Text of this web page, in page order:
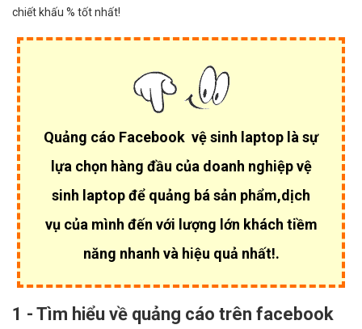
chiết khấu % tốt nhất!
Quảng cáo Facebook vệ sinh laptop là sự
lựa chọn hàng đầu của doanh nghiệp vệ
sinh laptop để quảng bá sản phẩm,dịch
vụ của mình đến với lượng lớn khách tiềm
năng nhanh và hiệu quả nhất!.
1 - Tìm hiểu về quảng cáo trên facebook